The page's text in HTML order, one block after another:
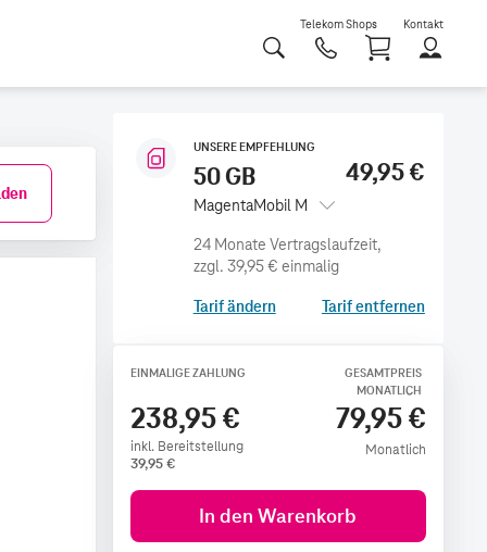
Telekom Shops Kontakt
UNSERE EMPFEHLUNG
50 GB
MagentaMobil M
49,95 €
zzgl. 39,95 € einmalig
Tarif ändern Tarif entfernen
EINMALIGE ZAHLUNG
238,95 €
inkl. Bereitstellung
39,95€
GESAMTPREIS
MONATLICH
79,95 €
Monatlich
In den Warenkorb